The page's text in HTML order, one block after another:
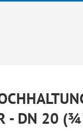
- DN 20